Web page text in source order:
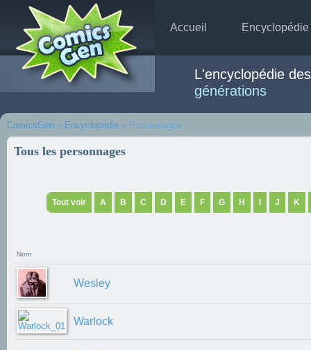
Accueil Encyclopédie
L'encyclopédie
générations
ComicsGen » Encyclopédie » Personnages
Tous les personnages
Tout voir A B C D E F G H J K
Nom
Wesley
Warlock